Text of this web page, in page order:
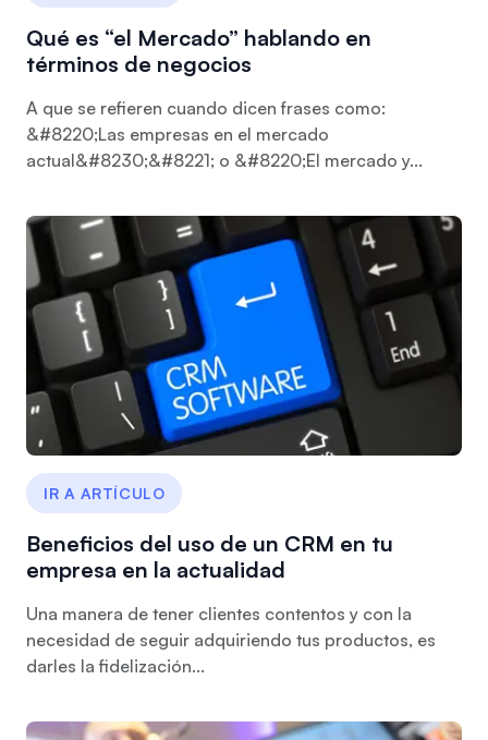
Qué es “el Mercado” hablando en
términos de negocios
A que se refieren cuando dicen frases como:
&#8220;Las empresas en el mercado
actual&#8230;&#8221; o &#8220;El mercado y...
IR A ARTÍCULO
Beneficios del uso de un CRM en tu
empresa en la actualidad
Una manera de tener clientes contentos y con la
necesidad de seguir adquiriendo tus productos, es
darles la fidelización...